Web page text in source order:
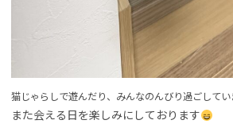
猫じゃらしで遊んだり、みんなのんびり過ごしてい
また会える日を楽しみにしております